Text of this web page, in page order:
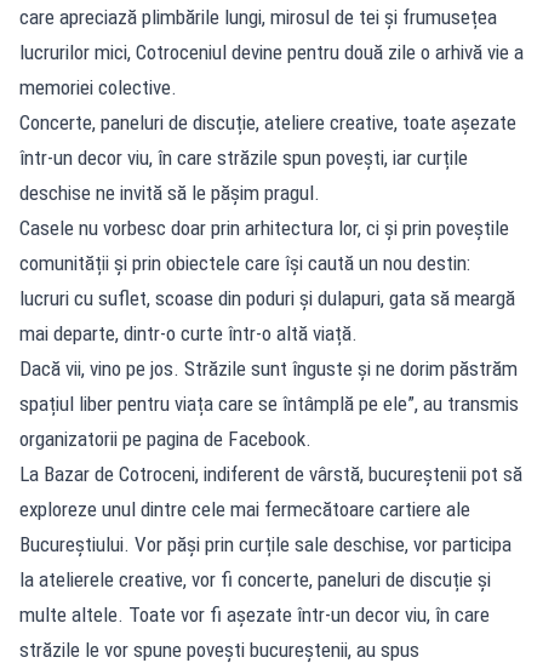
care apreciază plimbările lungi, mirosul de tei și frumusețea
lucrurilor mici, Cotroceniul devine pentru două zile o arhivă vie a
memoriei colective.
Concerte, paneluri de discuție, ateliere creative, toate așezate
într-un decor viu, în care străzile spun povești, iar curțile
deschise ne invită să le pășim pragul.
Casele nu vorbesc doar prin arhitectura lor, ci și prin poveștile
comunității și prin obiectele care își caută un nou destin:
lucruri cu suflet, scoase din poduri și dulapuri, gata să meargă
mai departe, dintr-o curte într-o altă viață.
Dacă vii, vino pe jos. Străzile sunt înguste și ne dorim păstrăm
spațiul liber pentru viața care se întâmplă pe ele”, au transmis
organizatorii pe pagina de Facebook.
La Bazar de Cotroceni, indiferent de vârstă, bucureștenii pot să
exploreze unul dintre cele mai fermecătoare cartiere ale
Bucureștiului. Vor păși prin curțile sale deschise, vor participa
la atelierele creative, vor fi concerte, paneluri de discuție și
multe altele. Toate vor fi așezate într-un decor viu, în care
străzile le vor spune povești bucureștenii, au spus